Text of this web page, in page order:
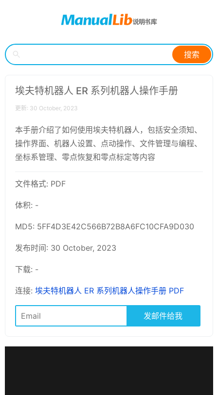
搜索
埃夫特机器人 ER 系列机器人操作手册
更新: 30 October, 2023
本手册介绍了如何使用埃夫特机器人，包括安全须知、
操作界面、机器人设置、点动操作、文件管理与编程、
坐标系管理、零点恢复和零点标定等内容
文件格式: PDF
体积: -
MD5: 5FF4D3E42C566B72B8A6FC10CFA9D030
发布时间: 30 October, 2023
下载: -
连接: 埃夫特机器人 ER 系列机器人操作手册 PDF
发邮件给我